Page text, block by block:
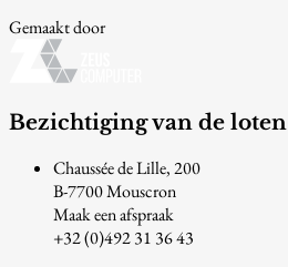
Gemaakt door
Bezichtiging van de loten
Chaussée de Lille, 200
B-7700 Mouscron
Maak een afspraak
+32 (0)492 31 36 43